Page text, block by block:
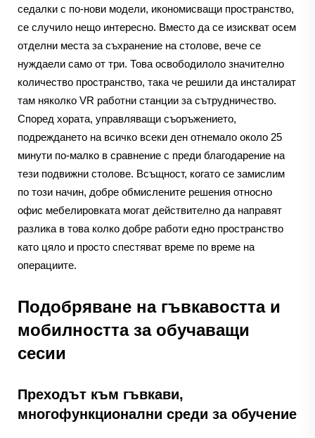
седалки с по-нови модели, икономисващи пространство,
се случило нещо интересно. Вместо да се изискват осем
отделни места за съхранение на столове, вече се
нуждаели само от три. Това освободилоло значително
количество пространство, така че решили да инсталират
там няколко VR работни станции за сътрудничество.
Според хората, управляващи съоръжението,
подреждането на всичко всеки ден отнемало около 25
минути по-малко в сравнение с преди благодарение на
тези подвижни столове. Всъщност, когато се замислим
по този начин, добре обмислените решения относно
офис мебелировката могат действително да направят
разлика в това колко добре работи едно пространство
като цяло и просто спестяват време по време на
операциите.
Подобряване на гъвкавостта и
мобилността за обучаващи
сесии
Преходът към гъвкави,
многофункционални среди за обучение